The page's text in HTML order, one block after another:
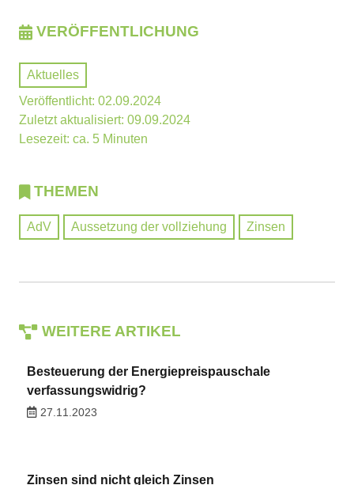
VERÖFFENTLICHUNG
Aktuelles
Veröffentlicht: 02.09.2024
Zuletzt aktualisiert: 09.09.2024
Lesezeit: ca. 5 Minuten
THEMEN
AdV Aussetzung der vollziehung Zinsen
WEITERE ARTIKEL
Besteuerung der Energiepreispauschale
verfassungswidrig?
27.11.2023
Zinsen sind nicht gleich Zinsen